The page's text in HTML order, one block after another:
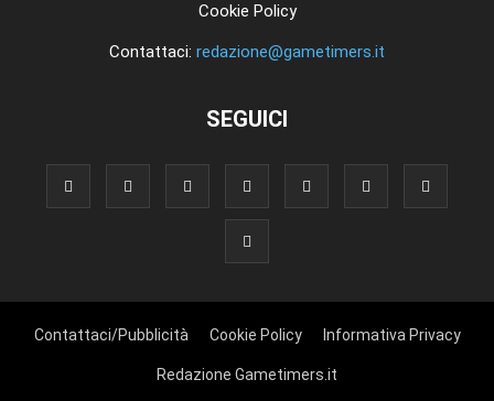
Cookie Policy
Contattaci: redazione@gametimers.it
SEGUICI
Contattaci/Pubblicità Cookie Policy Informativa Privacy
Redazione Gametimers.it